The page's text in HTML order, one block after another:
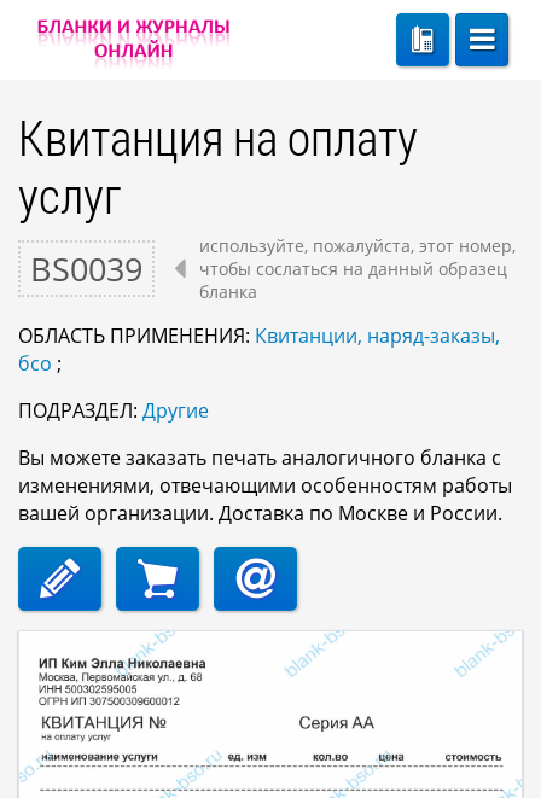
Квитанция на оплату
услуг
BS0039
используйте, пожалуйста, этот номер,
чтобы сослаться на данный образец
бланка
ОБЛАСТЬ ПРИМЕНЕНИЯ: Квитанции, наряд-заказы,
бсо ;
ПОДРАЗДЕЛ: Другие
Вы можете заказать печать аналогичного бланка с
изменениями, отвечающими особенностям работы
вашей организации. Доставка по Москве и России.